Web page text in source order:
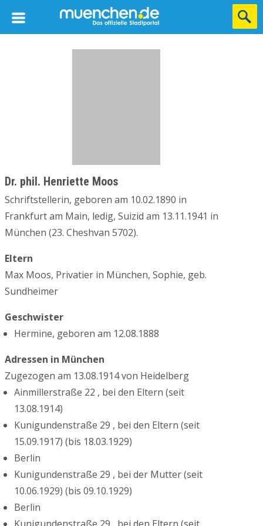
Dr. phil. Henriette Moos
Schriftstellerin, geboren am 10.02.1890 in
Frankfurt am Main, ledig, Suizid am 13.11.1941 in
München (23. Cheshvan 5702).
Eltern
Max Moos, Privatier in München, Sophie, geb.
Sundheimer
Geschwister
Hermine, geboren am 12.08.1888
Adressen in München
Zugezogen am 13.08.1914 von Heidelberg
Ainmillerstraße 22 , bei den Eltern (seit
13.08.1914)
Kunigundenstraße 29 , bei den Eltern (seit
15.09.1917) (bis 18.03.1929)
Berlin
Kunigundenstraße 29 , bei der Mutter (seit
10.06.1929) (bis 09.10.1929)
Berlin